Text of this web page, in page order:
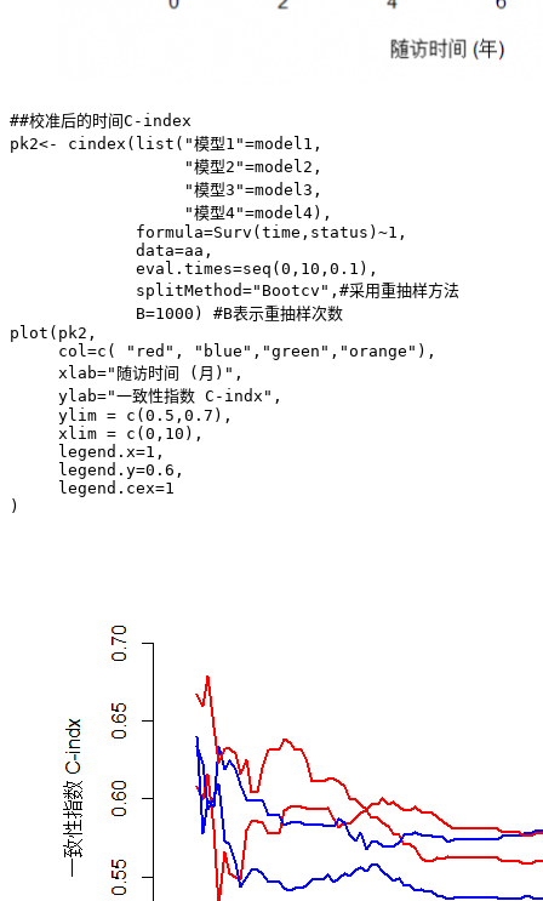
##校准后的时间C-index
pk2<- cindex(list("模型1"=model1,
                  "模型2"=model2,
                  "模型3"=model3,
                  "模型4"=model4),
             formula=Surv(time,status)~1,
             data=aa,
             eval.times=seq(0,10,0.1),
             splitMethod="Bootcv",#采用重抽样方法
             B=1000) #B表示重抽样次数
plot(pk2,
     col=c( "red", "blue","green","orange"),
     xlab="随访时间 (月)",
     ylab="一致性指数 C-indx",
     ylim = c(0.5,0.7),
     xlim = c(0,10),
     legend.x=1,
     legend.y=0.6,
     legend.cex=1
)